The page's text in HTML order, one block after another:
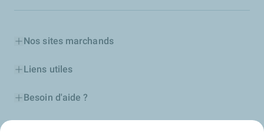
Nos sites marchands
Liens utiles
Besoin d'aide ?